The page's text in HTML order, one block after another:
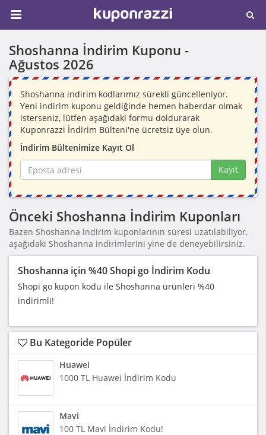
Shoshanna İndirim Kuponu -
Ağustos 2026
Shoshanna indirim kodlarımız sürekli güncelleniyor.
Yeni indirim kuponu geldiğinde hemen haberdar olmak
isterseniz, lütfen aşağıdaki formu doldurarak
Kuponrazzi İndirim Bülteni'ne ücretsiz üye olun.
İndirim Bültenimize Kayıt Ol
Kayıt
Önceki Shoshanna İndirim Kuponları
Bazen Shoshanna indirim kuponlarının süresi uzatılabiliyor,
aşağıdaki Shoshanna indirimlerini yine de deneyebilirsiniz.
Shoshanna için %40 Shopi go İndirim Kodu
Shopi go kupon kodu ile Shoshanna ürünleri %40
indirimli!
Bu Kategoride Popüler
Huawei
1000 TL Huawei İndirim Kodu
Mavi
100 TL Mavi İndirim Kodu!